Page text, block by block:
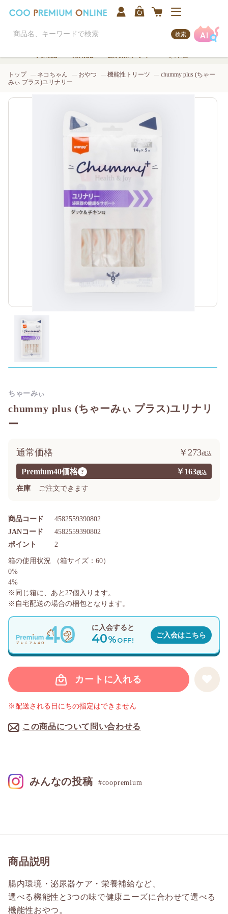
検索
トップ ネコちゃん おやつ 機能性トリーツ
chummy plus (ちゃー
みぃ プラス)ユリナリー
chummy plus (ちゃーみぃ プラス)ユリナリ
ー
Premium40価格 ? ￥163
通常価格 ￥273
在庫 ご注文できます
商品コード 4582559390802
ポイント 2
JANコード 4582559390802
カートに入れる
この商品について問い合わせる
ちゃーみぃ
※配送される日にちの指定はできません
に入会すると
40%OFF!
ご入会はこちら
箱の使用状況
（箱サイズ：60）
0%
4%
※同じ箱に、あと 27個入ります。
※自宅配送の場合の梱包となります。
商品説明
腸内環境・泌尿器ケア・栄養補給など、
選べる機能性と3つの味で健康ニーズに合わせて選べる
機能性おやつ。
みんなの投稿 #coopremium